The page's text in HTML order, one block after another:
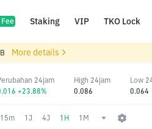
Fee Staking VIP TKO Lock
More details
15m 1J 4J 1H 1M
24jam
+23.88%
High 24jam
0.086
Low
0.064